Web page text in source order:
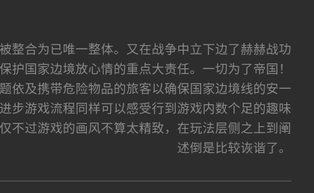
整合为已唯一整体。又在战争中立下边了赫赫战功
国家边境放心情的重点大责任。一切为了帝国！
依及携带危险物品的旅客以确保国家边境线的安一
步游戏流程同样可以感受行到游戏内数个足的趣味
不过游戏的画风不算太精致，在玩法层侧之上到阐
述倒是比较诙谐了。